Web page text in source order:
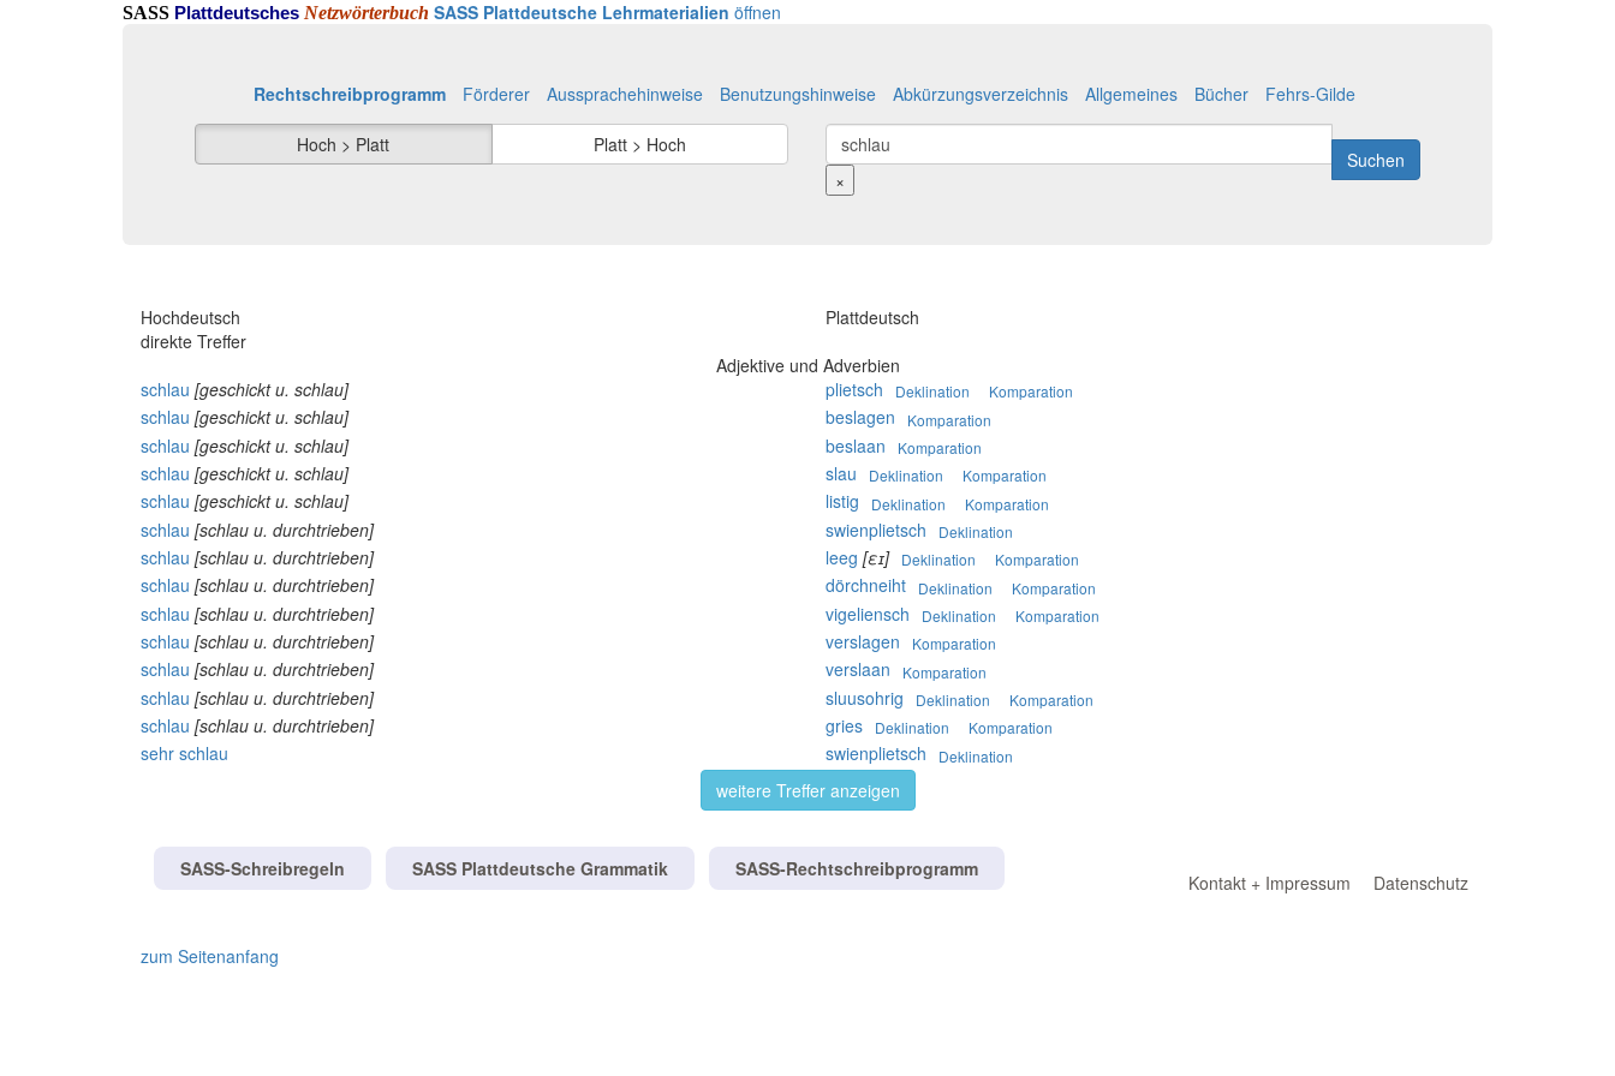
SASS Plattdeutsches Netzwörterbuch SASS Plattdeutsche Lehrmaterialien öffnen
Rechtschreibprogramm Förderer Aussprachehinweise Benutzungshinweise Abkürzungsverzeichnis Allgemeines Bücher Fehrs-Gilde
Hoch > Platt
Platt > Hoch
×
Suchen
Hochdeutsch
Plattdeutsch
direkte Treffer
Adjektive und Adverbien
schlau [geschickt u. schlau] plietsch Deklination Komparation
schlau [geschickt u. schlau] beslagen Komparation
schlau [geschickt u. schlau] beslaan Komparation
schlau [geschickt u. schlau] slau Deklination Komparation
schlau [geschickt u. schlau] listig Deklination Komparation
schlau [schlau u. durchtrieben] swienplietsch Deklination
schlau [schlau u. durchtrieben] leeg [εɪ] Deklination Komparation
schlau [schlau u. durchtrieben] dörchneiht Deklination Komparation
schlau [schlau u. durchtrieben] vigeliensch Deklination Komparation
schlau [schlau u. durchtrieben] verslagen Komparation
schlau [schlau u. durchtrieben] verslaan Komparation
schlau [schlau u. durchtrieben] sluusohrig Deklination Komparation
schlau [schlau u. durchtrieben] gries Deklination Komparation
sehr schlau swienplietsch Deklination
weitere Treffer anzeigen
SASS-Schreibregeln SASS Plattdeutsche Grammatik SASS-Rechtschreibprogramm
Kontakt + Impressum Datenschutz
zum Seitenanfang